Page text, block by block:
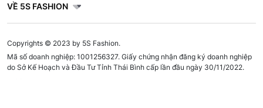
VỀ 5S FASHION
Copyrights © 2023 by 5S Fashion.
Mã số doanh nghiệp: 1001256327. Giấy chứng nhận đăng ký doanh nghiệp
do Sở Kế Hoạch và Đầu Tư Tỉnh Thái Bình cấp lần đầu ngày 30/11/2022.